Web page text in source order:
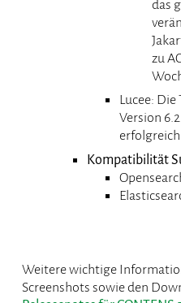
das
zu
Lucee:
Version
Kompatibilität
Weitere wichtige
Screenshots sowie den